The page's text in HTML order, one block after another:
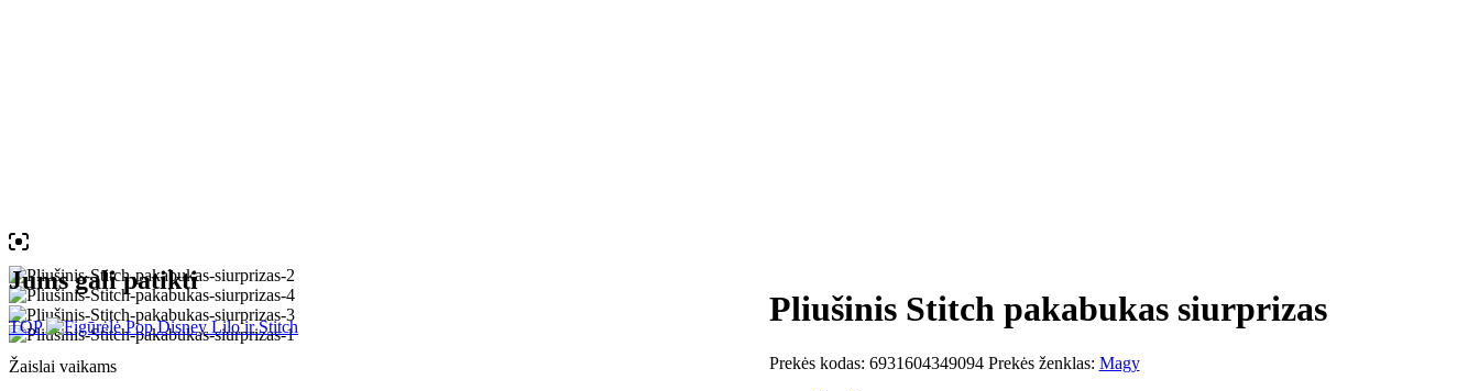
Pliušinis Stitch pakabukas siurprizas
Prekės kodas: 6931604349094 Prekės ženklas: Magy
Jums gali patikti
TOP
Žaislai vaikams